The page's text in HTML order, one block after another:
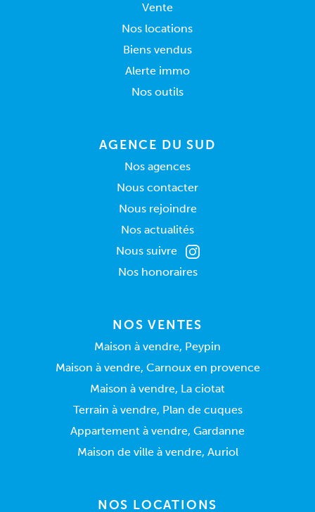
Vente
Nos locations
Biens vendus
Alerte immo
Nos outils
AGENCE DU SUD
Nos agences
Nous contacter
Nous rejoindre
Nos actualités
Nous suivre
Nos honoraires
NOS VENTES
Maison à vendre, Peypin
Maison à vendre, Carnoux en provence
Maison à vendre, La ciotat
Terrain à vendre, Plan de cuques
Appartement à vendre, Gardanne
Maison de ville à vendre, Auriol
NOS LOCATIONS